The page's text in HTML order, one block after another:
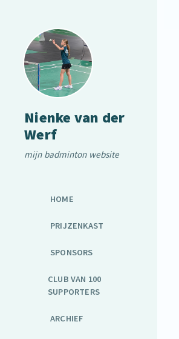
Nienke van der
Werf
mijn badminton website
HOME
PRIJZENKAST
SPONSORS
CLUB VAN 100
SUPPORTERS
ARCHIEF